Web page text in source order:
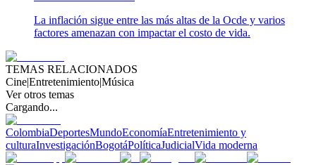
La inflación sigue entre las más altas de la Ocde y varios
factores amenazan con impactar el costo de vida.
TEMAS RELACIONADOS
Cine|Entretenimiento|Música
Ver otros temas
Cargando...
ColombiaDeportesMundoEconomíaEntretenimiento y
culturaInvestigaciónBogotáPolíticaJudicialVida moderna